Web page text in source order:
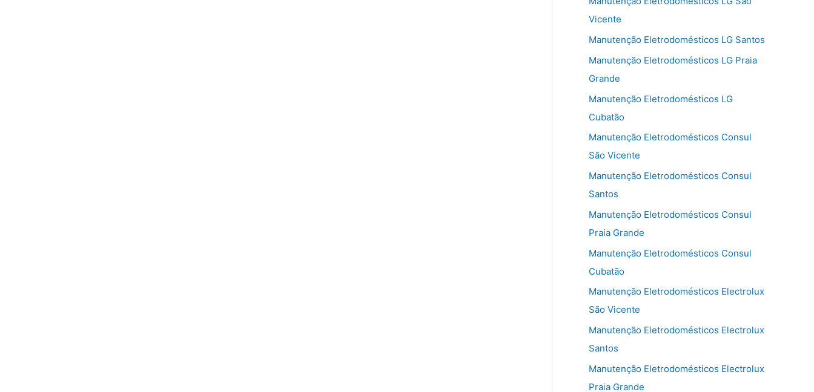
Vicente
Manutenção Eletrodomésticos LG Santos
Manutenção Eletrodomésticos LG Praia
Grande
Manutenção Eletrodomésticos LG
Cubatão
Manutenção Eletrodomésticos Consul
São Vicente
Manutenção Eletrodomésticos Consul
Santos
Manutenção Eletrodomésticos Consul
Praia Grande
Manutenção Eletrodomésticos Consul
Cubatão
Manutenção Eletrodomésticos Electrolux
São Vicente
Manutenção Eletrodomésticos Electrolux
Santos
Manutenção Eletrodomésticos Electrolux
Praia Grande